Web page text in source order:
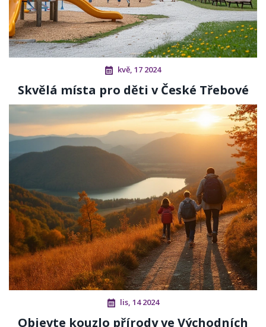
kvě, 17 2024
Skvělá místa pro děti v České Třebové
lis, 14 2024
Objevte kouzlo přírody ve Východních